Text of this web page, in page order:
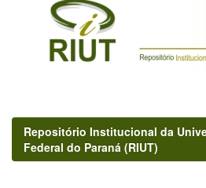
Repositório Institucional da
Federal do Paraná (RIUT)